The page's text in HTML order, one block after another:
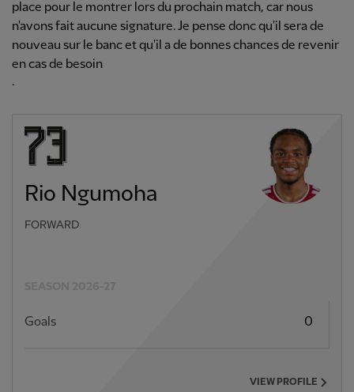
place pour le montrer lors du prochain match, car nous
n'avons fait aucune signature. Je pense donc qu'il sera de
nouveau sur le banc et qu'il a de bonnes chances de revenir
en cas de besoin
.
Rio Ngumoha
FORWARD
Goals 0
VIEW PROFILE